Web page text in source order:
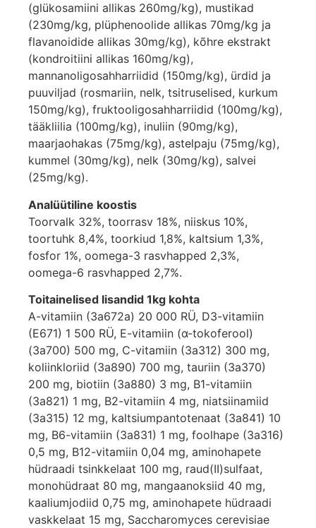
(glükosamiini allikas 260mg/kg), mustikad
(230mg/kg, plüphenoolide allikas 70mg/kg ja
flavanoidide allikas 30mg/kg), kõhre ekstrakt
(kondroitiini allikas 160mg/kg),
mannanoligosahharriidid (150mg/kg), ürdid ja
puuviljad (rosmariin, nelk, tsitruselised, kurkum
150mg/kg), fruktooligosahharriidid (100mg/kg),
tääkliilia (100mg/kg), inuliin (90mg/kg),
maarjaohakas (75mg/kg), astelpaju (75mg/kg),
kummel (30mg/kg), nelk (30mg/kg), salvei
(25mg/kg).
Analüütiline koostis
Toorvalk 32%, toorrasv 18%, niiskus 10%,
toortuhk 8,4%, toorkiud 1,8%, kaltsium 1,3%,
fosfor 1%, oomega-3 rasvhapped 2,3%,
oomega-6 rasvhapped 2,7%.
Toitainelised lisandid 1kg kohta
A-vitamiin (3a672a) 20 000 RÜ, D3-vitamiin
(E671) 1 500 RÜ, E-vitamiin (α-tokoferool)
(3a700) 500 mg, C-vitamiin (3a312) 300 mg,
koliinkloriid (3a890) 700 mg, tauriin (3a370)
200 mg, biotiin (3a880) 3 mg, B1-vitamiin
(3a821) 1 mg, B2-vitamiin 4 mg, niatsiinamiid
(3a315) 12 mg, kaltsiumpantotenaat (3a841) 10
mg, B6-vitamiin (3a831) 1 mg, foolhape (3a316)
0,5 mg, B12-vitamiin 0,04 mg, aminohapete
hüdraadi tsinkkelaat 100 mg, raud(II)sulfaat,
monohüdraat 80 mg, mangaanoksiid 40 mg,
kaaliumjodiid 0,75 mg, aminohapete hüdraadi
vaskkelaat 15 mg, Saccharomyces cerevisiae